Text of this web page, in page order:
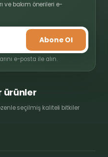
ve bakım önerileri e-
Abone Ol
e-posta ile alın.
ürünler
seçilmiş kaliteli bitkiler